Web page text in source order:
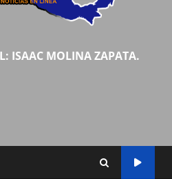
ISAAC MOLINA ZAPATA.